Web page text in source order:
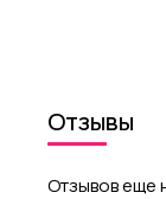
Отзывы
Отзывов еще